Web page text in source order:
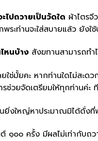
ะไปถวายเป็นวัดใด ผ้าไตรจี
ระท่านจะใส่สบายแล้ว ยังใ
หนบ้าง สังฆทานสามารถท
ลยใช่มั้ยคะ หากท่านใดไม่
รช่วยจัดเตรียมให้ทุกท่านค่
งใหญ่หาประมาณมิได้ดั่งที่พ
๑๐๐ ครั้ง มีผลไม่เท่ากับถ